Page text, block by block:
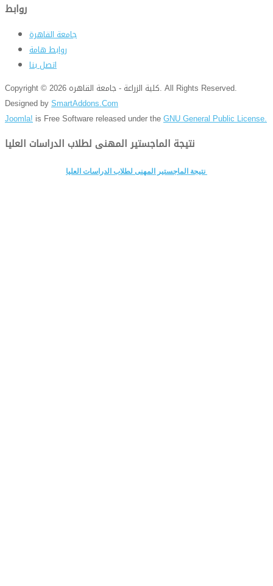
روابط
جامعة القاهرة
روابط هامة
اتصل بنا
Copyright © 2026 كلية الزراعة - جامعة القاهره. All Rights Reserved.
Designed bySmartAddons.Com
Joomla! is Free Software released under theGNU General Public License.
نتيجة الماجستير المهنى لطلاب الدراسات العليا